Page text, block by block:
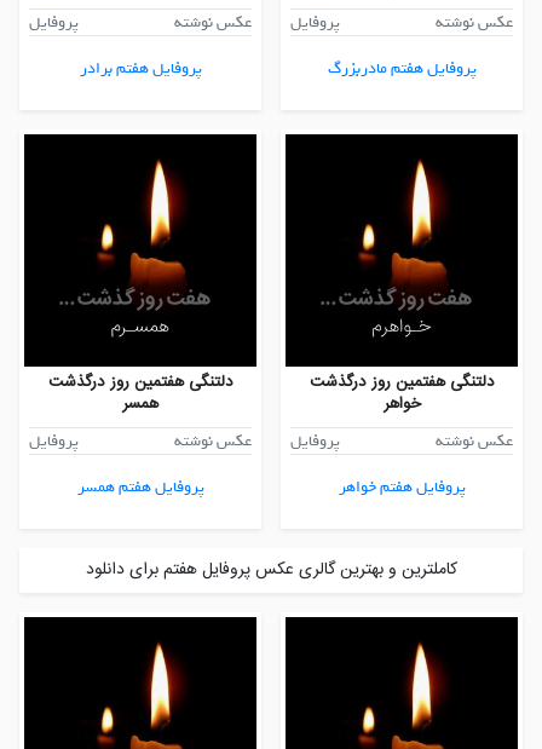
عکس نوشته
پروفایل
پروفایل هفتم مادربزرگ
عکس نوشته
پروفایل
پروفایل هفتم برادر
دلتنگی هفتمین روز درگذشت
خواهر
عکس نوشته
پروفایل
پروفایل هفتم خواهر
دلتنگی هفتمین روز درگذشت
همسر
عکس نوشته
پروفایل
پروفایل هفتم همسر
کاملترین و بهترین گالری عکس پروفایل هفتم برای دانلود